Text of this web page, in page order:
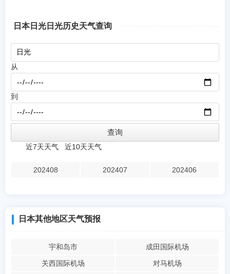
日本日光日光历史天气查询
从
到
近7天天气 近10天天气
202408 202407 202406
日本其他地区天气预报
宇和岛市
成田国际机场
关西国际机场
对马机场